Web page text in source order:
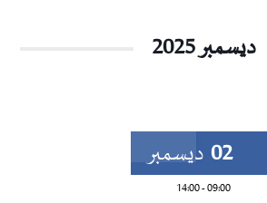
ديسمبر 2025
02 ديسمبر
09:00
-
14:00